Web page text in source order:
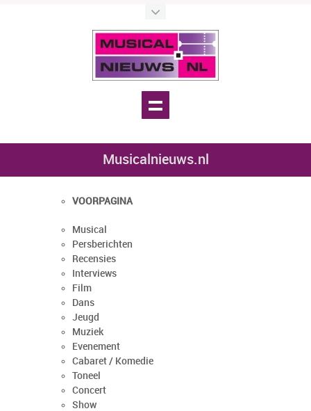
Musicalnieuws.nl
VOORPAGINA
Musical
Persberichten
Recensies
Interviews
Film
Dans
Jeugd
Muziek
Evenement
Cabaret / Komedie
Toneel
Concert
Show